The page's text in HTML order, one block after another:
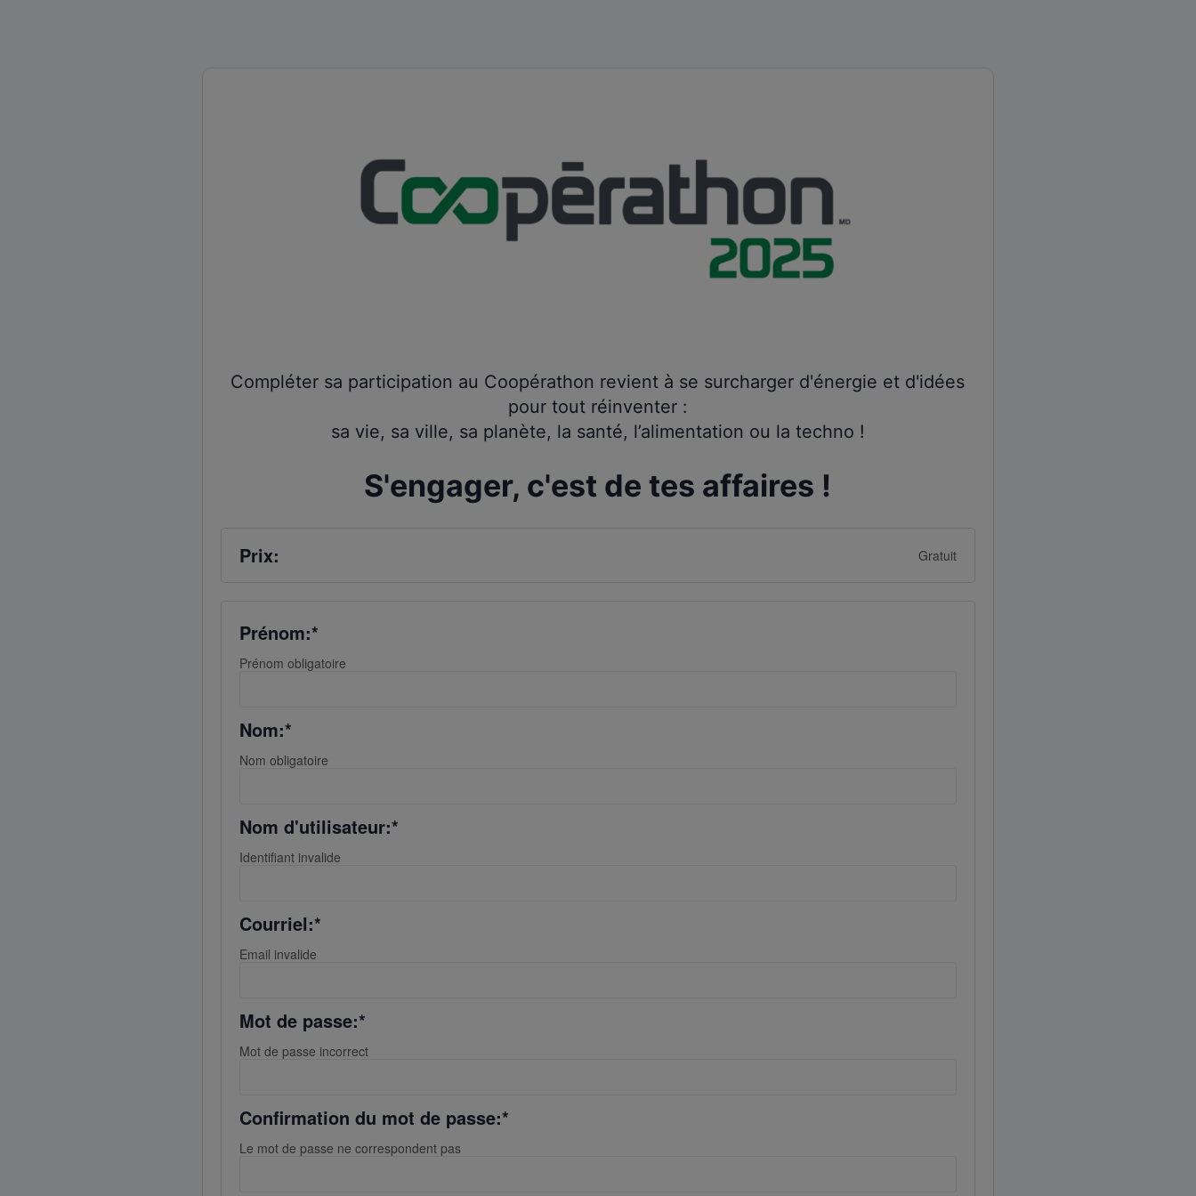
Compléter sa participation au Coopérathon revient à se surcharger d'énergie et d'idées
pour tout réinventer :
sa vie, sa ville, sa planète, la santé, l’alimentation ou la techno !
S'engager, c'est de tes affaires !
Prix: Gratuit
Prénom:*
Prénom obligatoire
Nom:*
Nom obligatoire
Nom d'utilisateur:*
Identifiant invalide
Courriel:*
Email invalide
Mot de passe:*
Mot de passe incorrect
Confirmation du mot de passe:*
Le mot de passe ne correspondent pas